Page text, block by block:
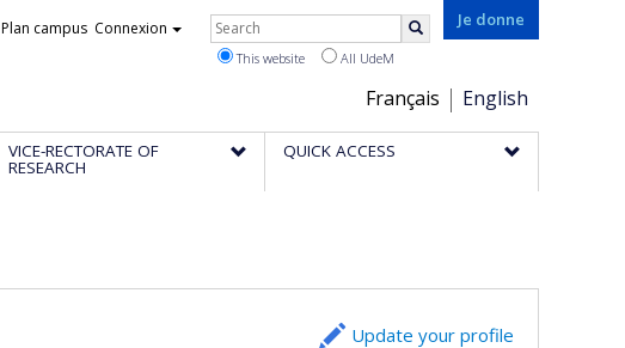
Je donne
Choix
de
la
Français English
Plan campus Connexion Rechercher
This website All UdeM
VICE-RECTORATE OF
RESEARCH
QUICK ACCESS
Update your profile